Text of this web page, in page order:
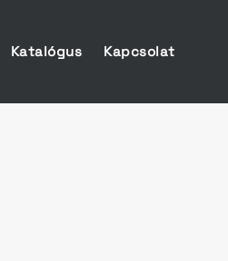
Katalógus Kapcsolat